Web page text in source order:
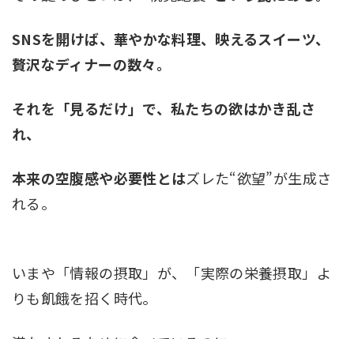
SNSを開けば、華やかな料理、映えるスイーツ、
贅沢なディナーの数々。
それを「見るだけ」で、私たちの欲はかき乱さ
れ、
本来の空腹感や必要性とはズレた“欲望”が生成さ
れる。
いまや「情報の摂取」が、「実際の栄養摂取」よ
りも飢餓を招く時代。